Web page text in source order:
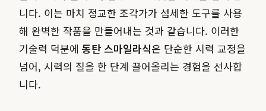
니다. 이는 마치 정교한 조각가가 섬세한 도구를 사용
해 완벽한 작품을 만들어내는 것과 같습니다. 이러한
기술력 덕분에 동탄 스마일라식은 단순한 시력 교정을
넘어, 시력의 질을 한 단계 끌어올리는 경험을 선사합
니다.